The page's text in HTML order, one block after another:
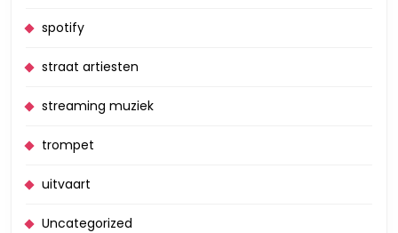
spotify
straat artiesten
streaming muziek
trompet
uitvaart
Uncategorized